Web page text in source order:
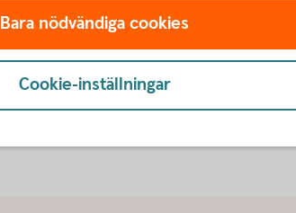
Använd
Säkerhet digitala tjänster
Bara nödvändiga cookies
Cookie-inställningar